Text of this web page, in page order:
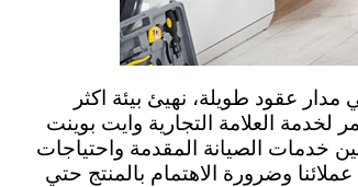
عقود طويلة، نهيئ بيئة اكثر
لخدمة العلامة التجارية وايت بوينت
خدمات الصيانة المقدمة واحتياجات
وضرورة الاهتمام بالمنتج حتي